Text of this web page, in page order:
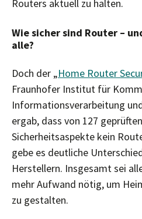
Routers aktuell zu halten.
Wie sicher sind Router –
alle?
Doch der „Home Router
Fraunhofer Institut für
Informationsverarbeitung
ergab, dass von 127
Sicherheitsaspekte kein
gebe es deutliche
Herstellern. Insgesamt sei
mehr Aufwand nötig, um
zu gestalten.